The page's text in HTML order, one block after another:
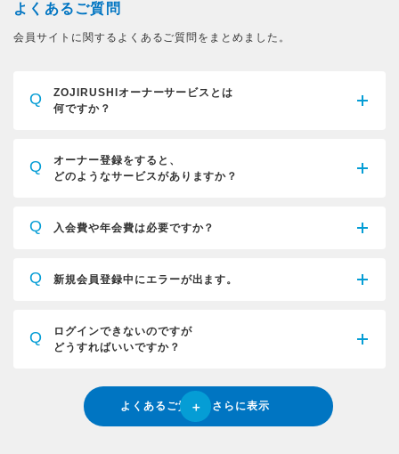
よくあるご質問
会員サイトに関するよくあるご質問をまとめました。
Q
ZOJIRUSHIオーナーサービスとは
何ですか？
Q
オーナー登録をすると、
どのようなサービスがありますか？
Q 入会費や年会費は必要ですか？
Q 新規会員登録中にエラーが出ます。
Q
ログインできないのですが
どうすればいいですか？
よくあるご質問をさらに表示